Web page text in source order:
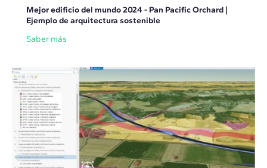
Mejor edificio del mundo 2024 - Pan Pacific Orchard |
Ejemplo de arquitectura sostenible
Saber más